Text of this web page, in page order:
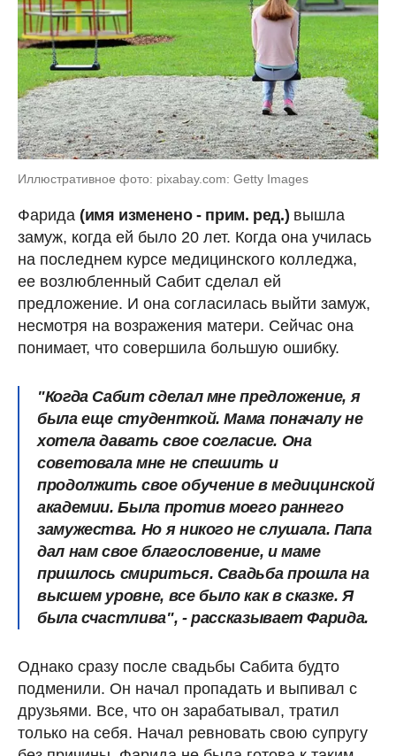
Иллюстративное фото: pixabay.com: Getty Images
Фарида (имя изменено - прим. ред.) вышла
замуж, когда ей было 20 лет. Когда она училась
на последнем курсе медицинского колледжа,
ее возлюбленный Сабит сделал ей
предложение. И она согласилась выйти замуж,
несмотря на возражения матери. Сейчас она
понимает, что совершила большую ошибку.
"Когда Сабит сделал мне предложение, я
была еще студенткой. Мама поначалу не
хотела давать свое согласие. Она
советовала мне не спешить и
продолжить свое обучение в медицинской
академии. Была против моего раннего
замужества. Но я никого не слушала. Папа
дал нам свое благословение, и маме
пришлось смириться. Свадьба прошла на
высшем уровне, все было как в сказке. Я
была счастлива", - рассказывает Фарида.
Однако сразу после свадьбы Сабита будто
подменили. Он начал пропадать и выпивал с
друзьями. Все, что он зарабатывал, тратил
только на себя. Начал ревновать свою супругу